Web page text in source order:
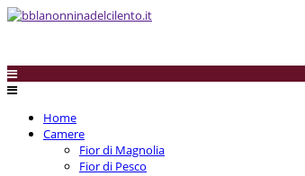
Home
Camere
Fior di Magnolia
Fior di Pesco